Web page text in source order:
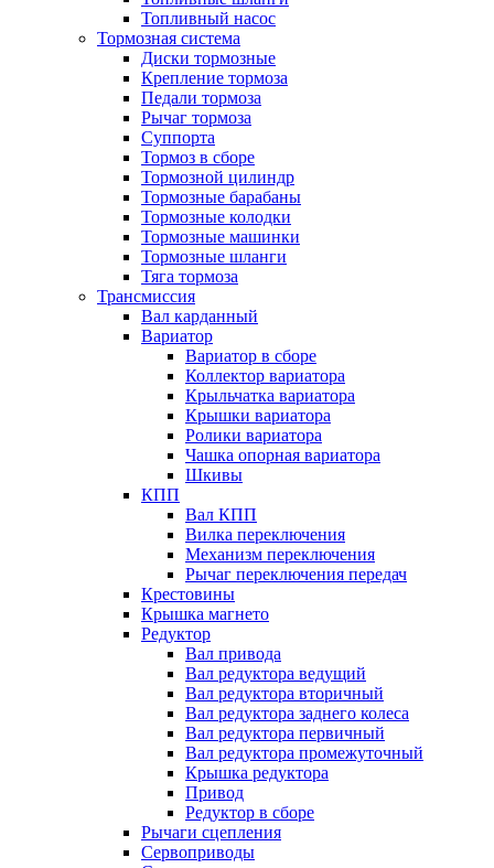
Топливный насос
Тормозная система
Диски тормозные
Крепление тормоза
Педали тормоза
Рычаг тормоза
Суппорта
Тормоз в сборе
Тормозной цилиндр
Тормозные барабаны
Тормозные колодки
Тормозные машинки
Тормозные шланги
Тяга тормоза
Трансмиссия
Вал карданный
Вариатор
Вариатор в сборе
Коллектор вариатора
Крыльчатка вариатора
Крышки вариатора
Ролики вариатора
Чашка опорная вариатора
Шкивы
КПП
Вал КПП
Вилка переключения
Механизм переключения
Рычаг переключения передач
Крестовины
Крышка магнето
Редуктор
Вал привода
Вал редуктора ведущий
Вал редуктора вторичный
Вал редуктора заднего колеса
Вал редуктора первичный
Вал редуктора промежуточный
Крышка редуктора
Привод
Редуктор в сборе
Рычаги сцепления
Сервоприводы